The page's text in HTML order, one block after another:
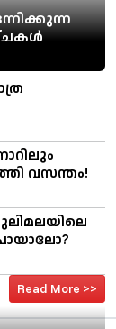
വസന്തം!
Read More >>